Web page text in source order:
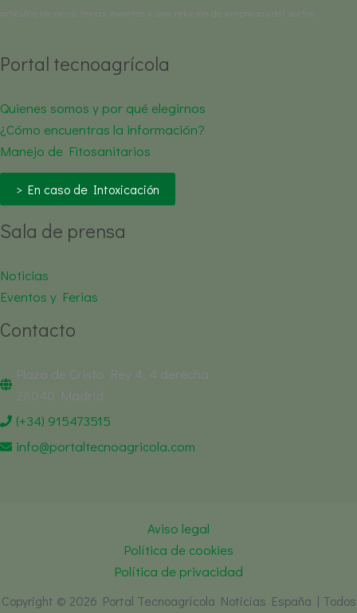
artículos técnicos, ferias, eventos y una relación de empresas del sector.
Portal tecnoagrícola
Quienes somos y por qué elegirnos
¿Cómo encuentras la información?
Manejo de Fitosanitarios
> En caso de Intoxicación
Sala de prensa
Noticias
Eventos y Ferias
Contacto
Plaza de Cristo Rey 4, 4 derecha
28040 Madrid
(+34) 915473515
info@portaltecnoagricola.com
Aviso legal
Política de cookies
Política de privacidad
Copyright © 2026 Portal Tecnoagrícola Noticias España | Todos